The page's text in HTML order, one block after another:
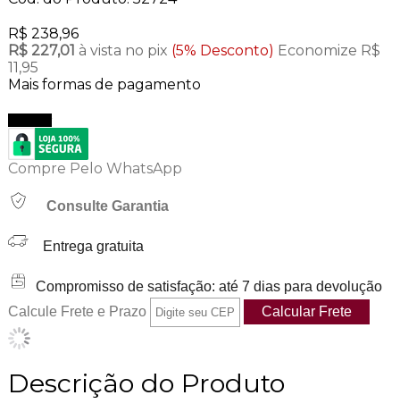
R$ 238,96
R$ 227,01 à vista no pix (5% Desconto) Economize R$
11,95
Mais formas de pagamento
Compre Pelo WhatsApp
Consulte Garantia
Entrega gratuita
Compromisso de satisfação: até 7 dias para devolução
Calcule Frete e Prazo
Descrição do Produto